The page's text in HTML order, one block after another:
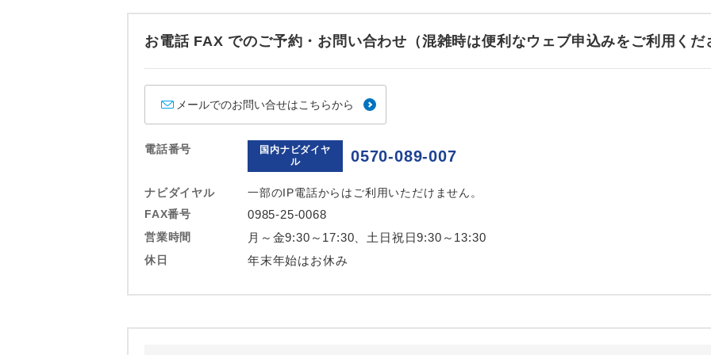
お電話 FAX でのご予約・お問い合わせ（混雑時は便利なウェブ申込みをご利用くだ
メールでのお問い合せはこちらから
電話番号
国内ナビダイヤ
ル
0570-089-007
ナビダイヤル
一部のIP電話からはご利用いただけません。
FAX番号
0985-25-0068
営業時間 月～金9:30～17:30、土日祝日9:30～13:30
休日 年末年始はお休み
ホテル指定 ご紹介するホテルを指定したコースです。
おひとり様バス2席利用 おひとり様でバス席を2席利⽤できます。